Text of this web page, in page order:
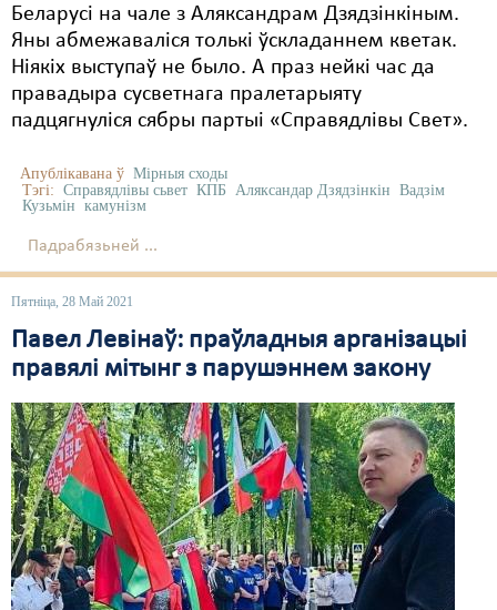
Беларусі на чале з Аляксандрам Дзядзінкіным.
Яны абмежаваліся толькі ўскладаннем кветак.
Ніякіх выступаў не было. А праз нейкі час да
правадыра сусветнага пралетарыяту
падцягнуліся сябры партыі «Справядлівы Свет».
Апублікавана ў Мірныя сходы
Тэгі: Справядлівы сьвет КПБ Аляксандар Дзядзінкін Вадзім
Кузьмін камунізм
Падрабязьней ...
Пятніца, 28 Май 2021
Павел Левінаў: праўладныя арганізацыі
правялі мітынг з парушэннем закону